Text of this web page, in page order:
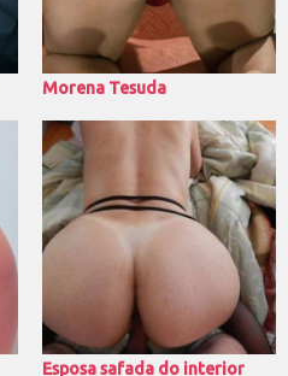
Morena Tesuda
Esposa safada do interior